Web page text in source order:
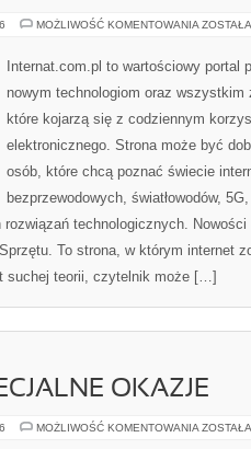
MOŻLIWOŚĆ KOMENTOWANIA
Internat.com.pl to wartościowy portal
nowym technologiom oraz wszystkim
które kojarzą się z codziennym
elektronicznego. Strona może być
osób, które chcą poznać świecie
bezprzewodowych, światłowodów,
technologicznych.
To strona, w którym internet
suchej teorii, czytelnik może […]
OKAZJE
MOŻLIWOŚĆ KOMENTOWANIA